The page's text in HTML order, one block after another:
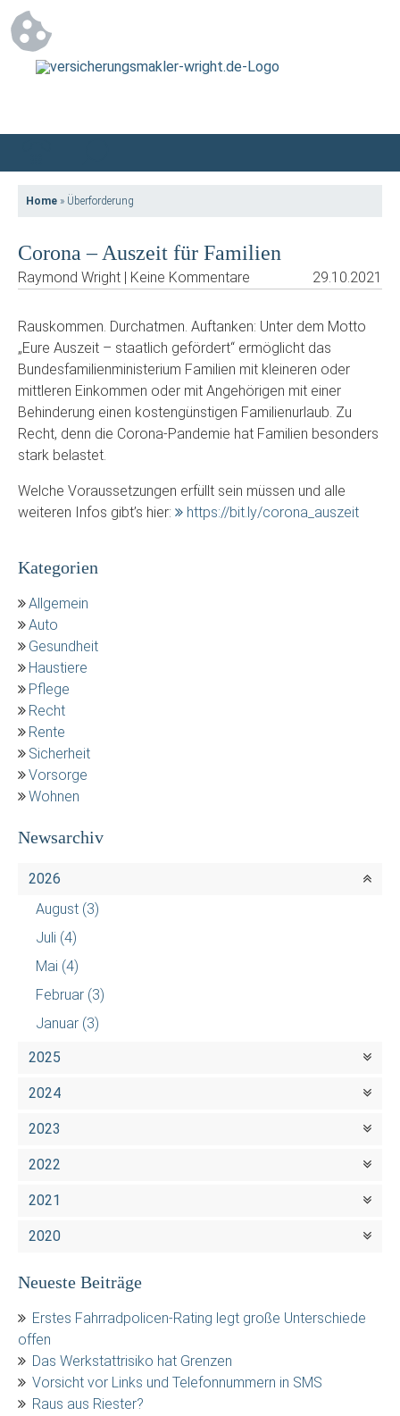
Home » Überforderung
Corona – Auszeit für Familien
Raymond Wright | Keine Kommentare 29.10.2021
Rauskommen. Durchatmen. Auftanken: Unter dem Motto
„Eure Auszeit – staatlich gefördert“ ermöglicht das
Bundesfamilienministerium Familien mit kleineren oder
mittleren Einkommen oder mit Angehörigen mit einer
Behinderung einen kostengünstigen Familienurlaub. Zu
Recht, denn die Corona-Pandemie hat Familien besonders
stark belastet.
Welche Voraussetzungen erfüllt sein müssen und alle
weiteren Infos gibt’s hier:
https://bit.ly/corona_auszeit
Kategorien
Allgemein
Auto
Gesundheit
Haustiere
Pflege
Recht
Rente
Sicherheit
Vorsorge
Wohnen
Newsarchiv
2026
August (3)
Juli (4)
Mai (4)
Februar (3)
Januar (3)
2025
2024
2023
2022
2021
2020
Neueste Beiträge
Erstes Fahrradpolicen-Rating legt große Unterschiede
offen
Das Werkstattrisiko hat Grenzen
Vorsicht vor Links und Telefonnummern in SMS
Raus aus Riester?